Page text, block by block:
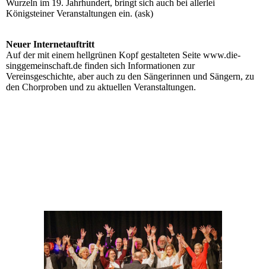
Wurzeln im 19. Jahrhundert, bringt sich auch bei allerlei
Königsteiner Veranstaltungen ein. (ask)
Neuer Internetauftritt
Auf der mit einem hellgrünen Kopf gestalteten Seite www.die-
singgemeinschaft.de finden sich Informationen zur
Vereinsgeschichte, aber auch zu den Sängerinnen und Sängern, zu
den Chorproben und zu aktuellen Veranstaltungen.